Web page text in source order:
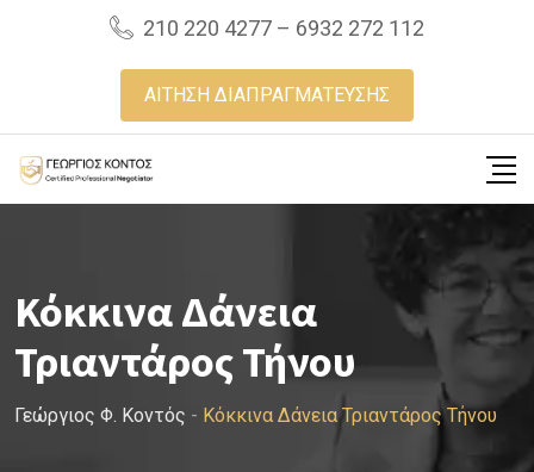
210 220 4277 – 6932 272 112
ΑΙΤΗΣΗ ΔΙΑΠΡΑΓΜΑΤΕΥΣΗΣ
Κόκκινα Δάνεια
Τριαντάρος Τήνου
Γεώργιος Φ. Κοντός - Κόκκινα Δάνεια Τριαντάρος Τήνου